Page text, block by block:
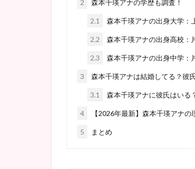
2 森本千瑛アナの学歴も調査！
2.1 森本千瑛アナの出身大学：
2.2 森本千瑛アナの出身高校：
2.3 森本千瑛アナの出身中学：
3 森本千瑛アナは結婚してる？彼
3.1 森本千瑛アナに彼氏はいる
4 【2026年最新】森本千瑛アナ
5 まとめ